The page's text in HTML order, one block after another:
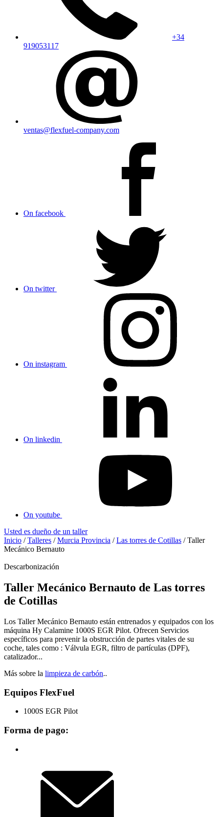
+34
919053117
ventas@flexfuel-company.com
On facebook
On twitter
On instagram
On linkedin
On youtube
Usted es dueño de un taller
Inicio /Talleres /Murcia Provincia /Las torres de Cotillas /Taller
Mecánico Bernauto
Descarbonización
Taller Mecánico Bernauto de Las torres
de Cotillas
Los Taller Mecánico Bernauto están entrenados y equipados con los
máquina Hy Calamine 1000S EGR Pilot. Ofrecen Servicios
específicos para prevenir la obstrucción de partes vitales de su
coche, tales como : Válvula EGR, filtro de partículas (DPF),
catalizador...
Más sobre la limpieza de carbón..
Equipos FlexFuel
1000S EGR Pilot
Forma de pago: